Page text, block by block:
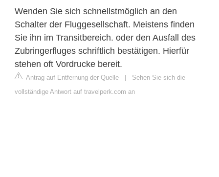
Wenden Sie sich schnellstmöglich an den
Schalter der Fluggesellschaft. Meistens finden
Sie ihn im Transitbereich. oder den Ausfall des
Zubringerfluges schriftlich bestätigen. Hierfür
stehen oft Vordrucke bereit.
Antrag auf Entfernung der Quelle | Sehen Sie sich die
vollständige Antwort auf travelperk.com an